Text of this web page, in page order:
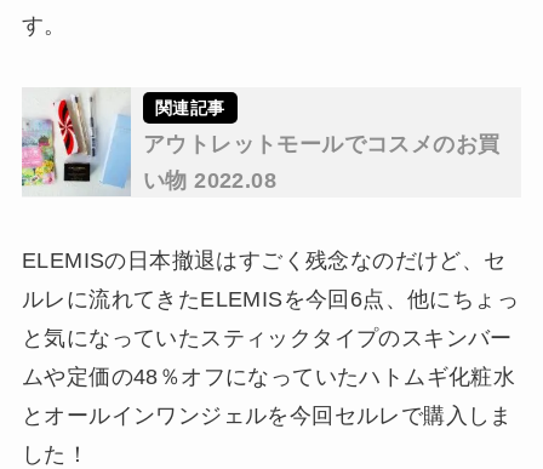
す。
アウトレットモールでコスメのお買
い物 2022.08
ELEMISの日本撤退はすごく残念なのだけど、セ
ルレに流れてきたELEMISを今回6点、他にちょっ
と気になっていたスティックタイプのスキンバー
ムや定価の48％オフになっていたハトムギ化粧水
とオールインワンジェルを今回セルレで購入しま
した！